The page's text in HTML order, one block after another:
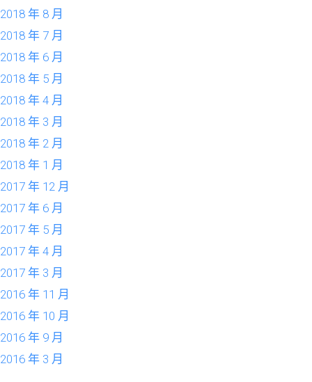
2018 年 8 月
2018 年 7 月
2018 年 6 月
2018 年 5 月
2018 年 4 月
2018 年 3 月
2018 年 2 月
2018 年 1 月
2017 年 12 月
2017 年 6 月
2017 年 5 月
2017 年 4 月
2017 年 3 月
2016 年 11 月
2016 年 10 月
2016 年 9 月
2016 年 3 月